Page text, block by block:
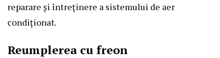
reparare și întreținere a sistemului de aer
condiționat.
Reumplerea cu freon